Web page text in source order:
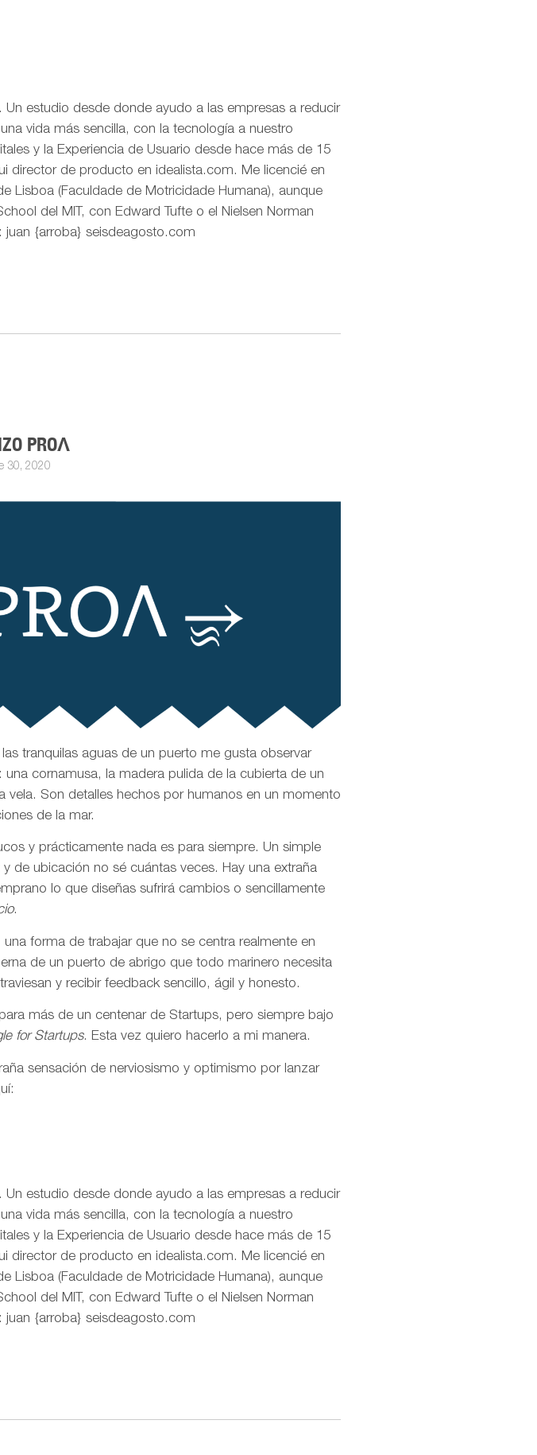
estudio desde donde ayudo a las empresas a reducir
vida más sencilla, con la tecnología a nuestro
y la Experiencia de Usuario desde hace más de 15
director de producto en idealista.com. Me licencié en
Lisboa (Faculdade de Motricidade Humana), aunque
del MIT, con Edward Tufte o el Nielsen Norman
juan {arroba} seisdeagosto.com
PROΛ
30, 2020
tranquilas aguas de un puerto me gusta observar
cornamusa, la madera pulida de la cubierta de un
vela. Son detalles hechos por humanos en un momento
de la mar.
y prácticamente nada es para siempre. Un simple
de ubicación no sé cuántas veces. Hay una extraña
lo que diseñas sufrirá cambios o sencillamente
.
forma de trabajar que no se centra realmente en
de un puerto de abrigo que todo marinero necesita
y recibir feedback sencillo, ágil y honesto.
más de un centenar de Startups, pero siempre bajo
for Startups. Esta vez quiero hacerlo a mi manera.
sensación de nerviosismo y optimismo por lanzar
estudio desde donde ayudo a las empresas a reducir
vida más sencilla, con la tecnología a nuestro
y la Experiencia de Usuario desde hace más de 15
director de producto en idealista.com. Me licencié en
Lisboa (Faculdade de Motricidade Humana), aunque
del MIT, con Edward Tufte o el Nielsen Norman
juan {arroba} seisdeagosto.com